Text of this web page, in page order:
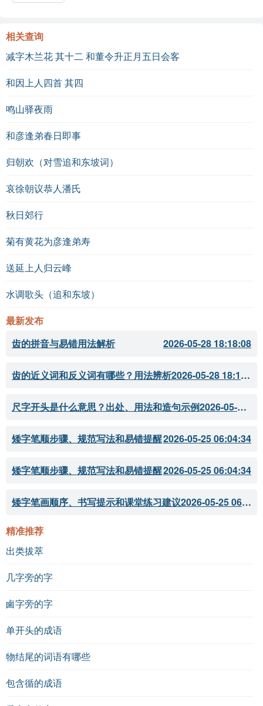
相关查询
减字木兰花 其十二 和董令升正月五日会客
和因上人四首 其四
鸣山驿夜雨
和彦逢弟春日即事
归朝欢（对雪追和东坡词）
哀徐朝议恭人潘氏
秋日郊行
菊有黄花为彦逢弟寿
送延上人归云峰
水调歌头（追和东坡）
最新发布
齿的拼音与易错用法解析
2026-05-28 18:18:08
齿的近义词和反义词有哪些？用法辨析 2026-05-28 18:18:07
尺字开头是什么意思？出处、用法和造句示例 2026-05-28 18:18:05
矮字笔顺步骤、规范写法和易错提醒2026-05-25 06:04:34
矮字笔顺步骤、规范写法和易错提醒2026-05-25 06:04:34
矮字笔画顺序、书写提示和课堂练习建议 2026-05-25 06:04:33
精准推荐
出类拔萃
几字旁的字
鹵字旁的字
单开头的成语
物结尾的词语有哪些
包含循的成语